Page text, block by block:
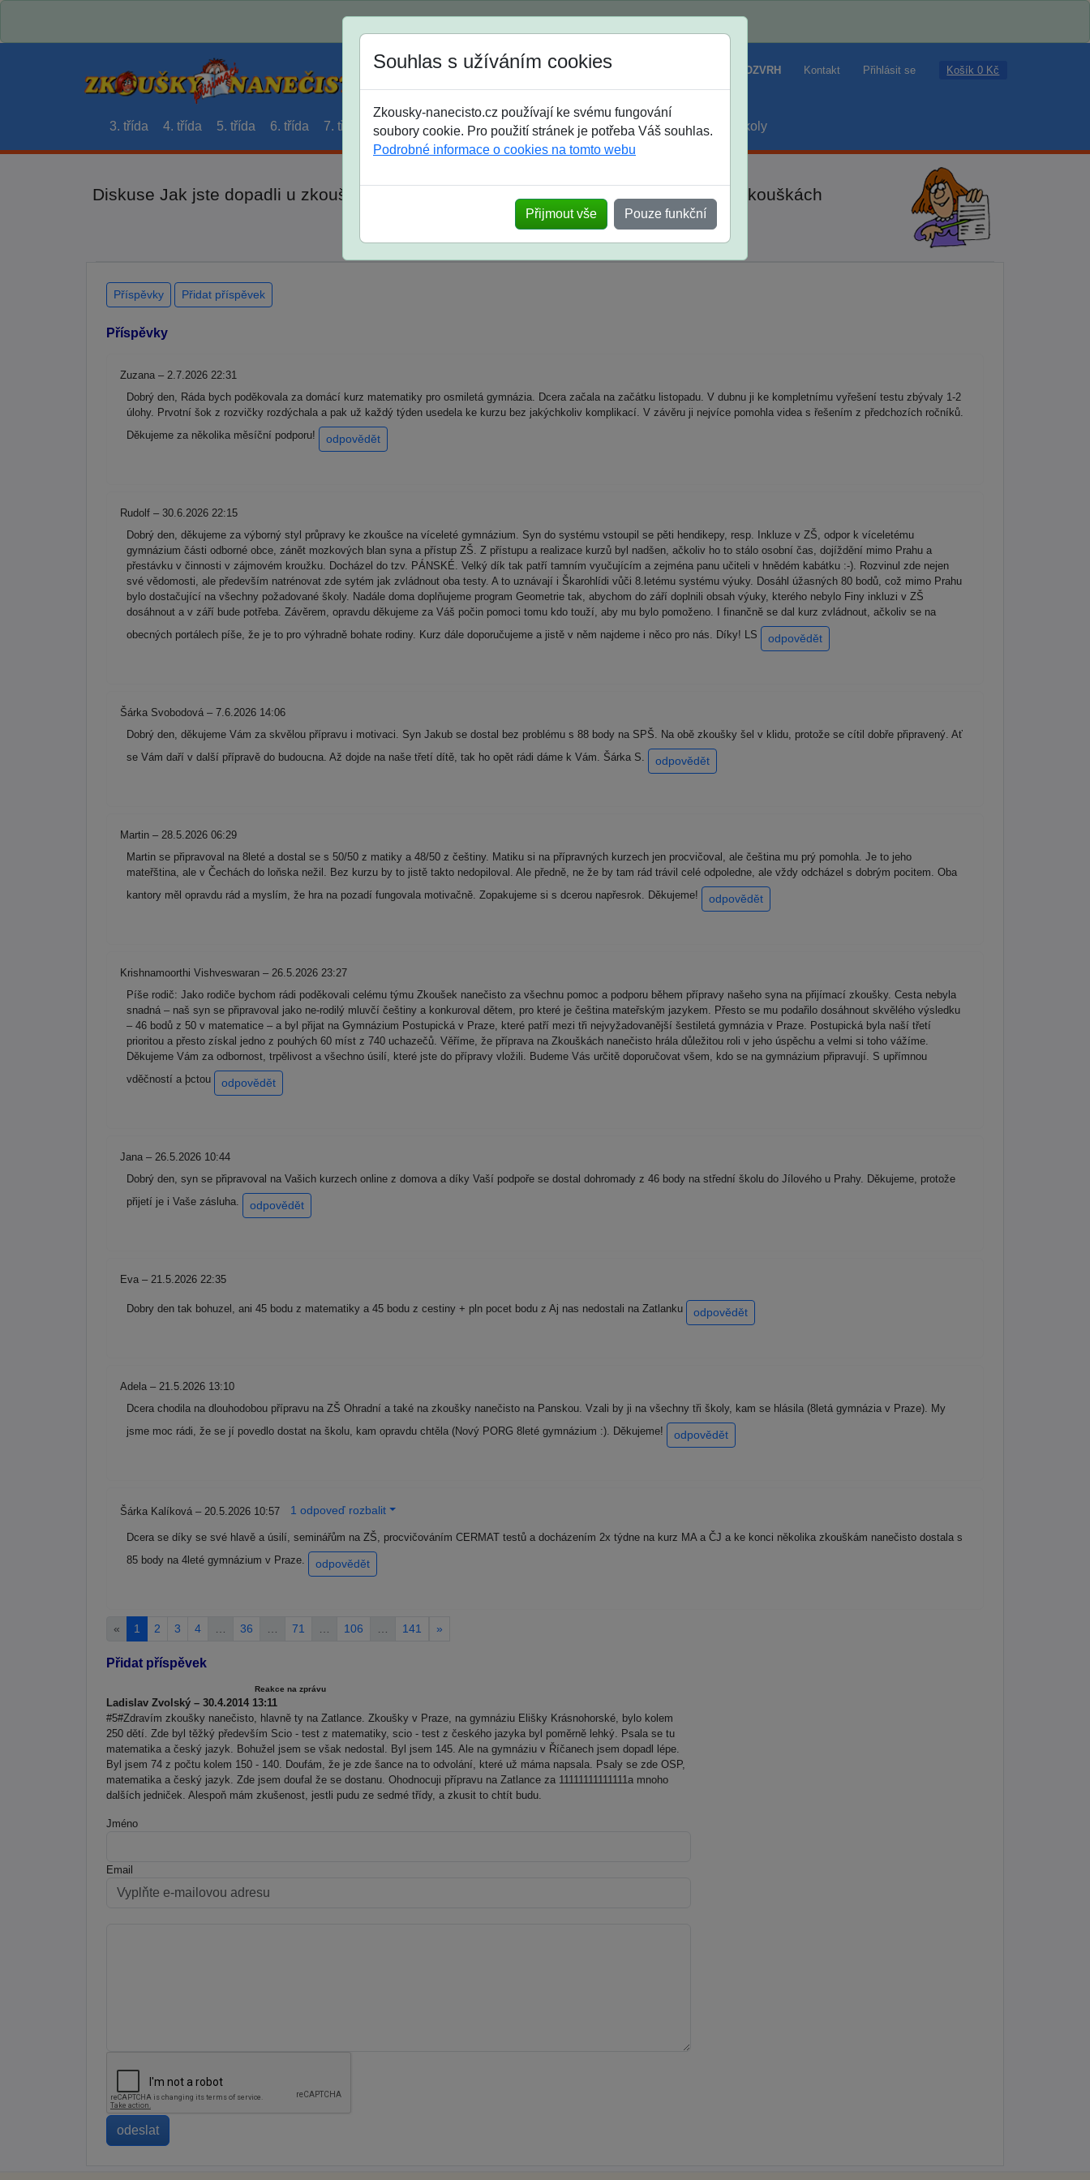
Jak si vybrat ROZVRH Kontakt Přihlásit se Košík 0 Kč
3. třída 4. třída 5. třída 6. třída 7. třída 8. třída 9. třída střední maturanti soutěže prázdniny školy
Diskuse Jak jste dopadli u zkoušek na SŠ? Vaše ohlasy po skutečných přijímacích zkouškách
Souhlas s užíváním cookies
Zkousky-nanecisto.cz používají ke svému fungování
soubory cookie. Pro použití stránek je potřeba Váš souhlas.
Podrobné informace o cookies na tomto webu
Přijmout vše Pouze funkční
Příspěvky Přidat příspěvek
Příspěvky
Zuzana – 2.7.2026 22:31
Dobrý den, Ráda bych poděkovala za domácí kurz matematiky pro osmiletá gymnázia. Dcera začala na začátku listopadu. V dubnu ji ke kompletnímu vyřešení testu zbývaly 1-2
úlohy. Prvotní šok z rozvičky rozdýchala a pak už každý týden usedela ke kurzu bez jakýchkoliv komplikací. V závěru ji nejvíce pomohla videa s řešením z předchozích ročníků.
Děkujeme za několika měsíční podporu!
odpovědět
Rudolf – 30.6.2026 22:15
Dobrý den, děkujeme za výborný styl průpravy ke zkoušce na víceleté gymnázium. Syn do systému vstoupil se pěti hendikepy, resp. Inkluze v ZŠ, odpor k víceletému
gymnázium části odborné obce, zánět mozkových blan syna a přístup ZŠ. Z přístupu a realizace kurzů byl nadšen, ačkoliv ho to stálo osobní čas, dojíždění mimo Prahu a
přestávku v činnosti v zájmovém kroužku. Docházel do tzv. PÁNSKÉ. Velký dík tak patří tamním vyučujícím a zejména panu učiteli v hnědém kabátku :-). Rozvinul zde nejen
své vědomosti, ale především natrénovat zde sytém jak zvládnout oba testy. A to uznávají i Škarohlídi vůči 8.letému systému výuky. Dosáhl úžasných 80 bodů, což mimo Prahu
bylo dostačující na všechny požadované školy. Nadále doma doplňujeme program Geometrie tak, abychom do září doplnili obsah výuky, kterého nebylo Finy inkluzi v ZŠ
dosáhnout a v září bude potřeba. Závěrem, opravdu děkujeme za Váš počin pomoci tomu kdo touží, aby mu bylo pomoženo. I finančně se dal kurz zvládnout, ačkoliv se na
obecných portálech píše, že je to pro výhradně bohate rodiny. Kurz dále doporučujeme a jistě v něm najdeme i něco pro nás. Díky! LS
odpovědět
Šárka Svobodová – 7.6.2026 14:06
Dobrý den, děkujeme Vám za skvělou přípravu i motivaci. Syn Jakub se dostal bez problému s 88 body na SPŠ. Na obě zkoušky šel v klidu, protože se cítil dobře připravený. Ať
se Vám daří v další přípravě do budoucna. Až dojde na naše třetí dítě, tak ho opět rádi dáme k Vám. Šárka S.
odpovědět
Martin – 28.5.2026 06:29
Martin se připravoval na 8leté a dostal se s 50/50 z matiky a 48/50 z češtiny. Matiku si na přípravných kurzech jen procvičoval, ale čeština mu prý pomohla. Je to jeho
mateřština, ale v Čechách do loňska nežil. Bez kurzu by to jistě takto nedopiloval. Ale předně, ne že by tam rád trávil celé odpoledne, ale vždy odcházel s dobrým pocitem. Oba
kantory měl opravdu rád a myslím, že hra na pozadí fungovala motivačně. Zopakujeme si s dcerou napřesrok. Děkujeme!
odpovědět
Krishnamoorthi Vishveswaran – 26.5.2026 23:27
Píše rodič: Jako rodiče bychom rádi poděkovali celému týmu Zkoušek nanečisto za všechnu pomoc a podporu během přípravy našeho syna na přijímací zkoušky. Cesta nebyla
snadná – naš syn se připravoval jako ne-rodilý mluvčí češtiny a konkuroval dětem, pro které je čeština mateřským jazykem. Přesto se mu podařilo dosáhnout skvělého výsledku
– 46 bodů z 50 v matematice – a byl přijat na Gymnázium Postupická v Praze, které patří mezi tři nejvyžadovanější šestiletá gymnázia v Praze. Postupická byla naší třetí
prioritou a přesto získal jedno z pouhých 60 míst z 740 uchazečů. Věříme, že příprava na Zkouškách nanečisto hrála důležitou roli v jeho úspěchu a velmi si toho vážíme.
Děkujeme Vám za odbornost, trpělivost a všechno úsilí, které jste do přípravy vložili. Budeme Vás určitě doporučovat všem, kdo se na gymnázium připravují. S upřímnou
vděčností a þctou
odpovědět
Jana – 26.5.2026 10:44
Dobrý den, syn se připravoval na Vašich kurzech online z domova a díky Vaší podpoře se dostal dohromady z 46 body na střední školu do Jílového u Prahy. Děkujeme, protože
přijetí je i Vaše zásluha.
odpovědět
Eva – 21.5.2026 22:35
Dobry den tak bohuzel, ani 45 bodu z matematiky a 45 bodu z cestiny + pln pocet bodu z Aj nas nedostali na Zatlanku odpovědět
Adela – 21.5.2026 13:10
Dcera chodila na dlouhodobou přípravu na ZŠ Ohradní a také na zkoušky nanečisto na Panskou. Vzali by ji na všechny tři školy, kam se hlásila (8letá gymnázia v Praze). My
jsme moc rádi, že se jí povedlo dostat na školu, kam opravdu chtěla (Nový PORG 8leté gymnázium :). Děkujeme!
odpovědět
Šárka Kalíková – 20.5.2026 10:57 1 odpoveď rozbalit
Dcera se díky se své hlavě a úsilí, seminářům na ZŠ, procvičováním CERMAT testů a docházením 2x týdne na kurz MA a ČJ a ke konci několika zkouškám nanečisto dostala s
85 body na 4leté gymnázium v Praze.
odpovědět
« 1 2 3 4 36 71 106 141 »
Přidat příspěvek
Reakce na zprávu
Ladislav Zvolský – 30.4.2014 13:11
#5#Zdravím zkoušky nanečisto, hlavně ty na Zatlance. Zkoušky v Praze, na gymnáziu Elišky Krásnohorské, bylo kolem
250 dětí. Zde byl těžký především Scio - test z matematiky, scio - test z českého jazyka byl poměrně lehký. Psala se tu
matematika a český jazyk. Bohužel jsem se však nedostal. Byl jsem 145. Ale na gymnáziu v Říčanech jsem dopadl lépe.
Byl jsem 74 z počtu kolem 150 - 140. Doufám, že je zde šance na to odvolání, které už máma napsala. Psaly se zde OSP,
matematika a český jazyk. Zde jsem doufal že se dostanu. Ohodnocuji přípravu na Zatlance za 11111111111111a mnoho
dalších jedniček. Alespoň mám zkušenost, jestli pudu ze sedmé třídy, a zkusit to chtít budu.
Jméno
Email